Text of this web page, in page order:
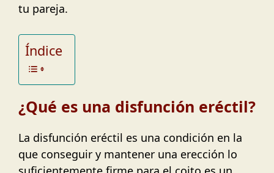
tu pareja.
Índice
¿Qué es una disfunción eréctil?
La disfunción eréctil es una condición en la
que conseguir y mantener una erección lo